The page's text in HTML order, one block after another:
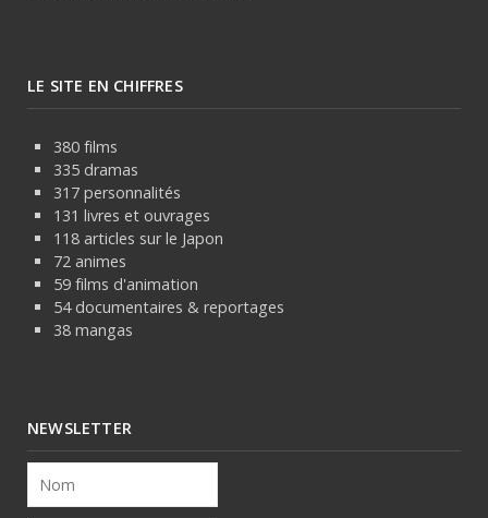
LE SITE EN CHIFFRES
380 films
335 dramas
317 personnalités
131 livres et ouvrages
118 articles sur le Japon
72 animes
59 films d'animation
54 documentaires & reportages
38 mangas
NEWSLETTER